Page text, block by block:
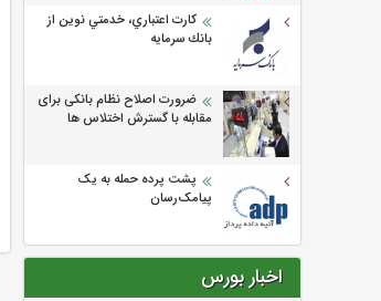
كارت اعتباري، خدمتي نوين از
بانك سرمايه
ضرورت اصلاح نظام بانکی برای
مقابله با گسترش اختلاس ها
پشت پرده حمله به یک
پیامک‌رسان
اخبار بورس